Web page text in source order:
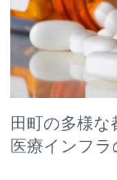
田町の多様な
医療インフ